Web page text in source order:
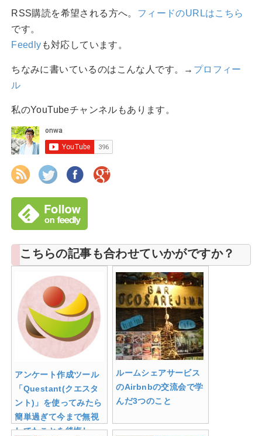
RSS購読を希望される方へ。 フィードのURLはこちら
です。
Feedly も対応しています。
ちなみに書いているのはこんな人です。→ プロフィー
ル
私のYouTubeチャンネルもあります。
こちらの記事も合わせていかがですか？
アンケート作成ツール
「Questant(クエスタ
ント)」を使ってみたら
簡単過ぎて今まで無視
してたことを後悔し
ルームシェアサービス
のAirbnbの交流会で学
んだ3つのこと